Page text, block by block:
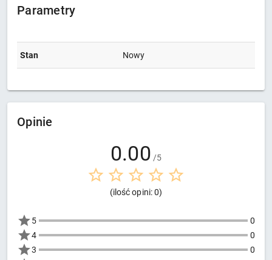
Parametry
Stan Nowy
Opinie
0.00 /5
(ilość opini: 0)
5
0
4
0
3
0